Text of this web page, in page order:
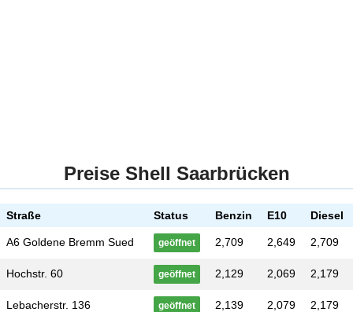
Preise Shell Saarbrücken
Straße Status Benzin E10 Diesel
A6 Goldene Bremm Sued geöffnet 2,709 2,649 2,709
Hochstr. 60 geöffnet 2,129 2,069 2,179
Lebacherstr. 136 geöffnet 2,139 2,079 2,179